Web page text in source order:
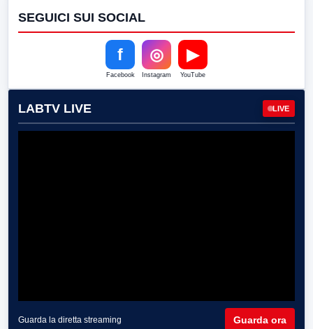
SEGUICI SUI SOCIAL
f
Facebook
◎
Instagram
▶
YouTube
LABTV LIVE LIVE
Guarda la diretta streaming Guarda ora